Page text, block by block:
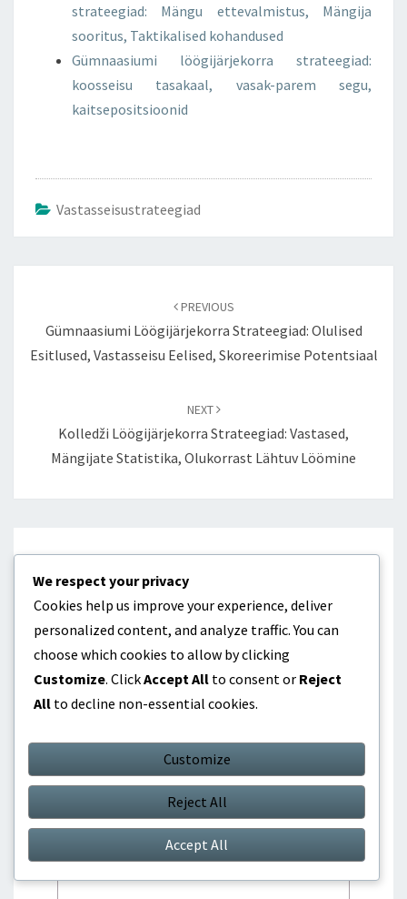
strateegiad: Mängu ettevalmistus, Mängija
sooritus, Taktikalised kohandused
Gümnaasiumi löögijärjekorra strateegiad:
koosseisu tasakaal, vasak-parem segu,
kaitsepositsioonid
Vastasseisustrateegiad
PREVIOUS
Gümnaasiumi Löögijärjekorra Strateegiad: Olulised
Esitlused, Vastasseisu Eelised, Skoreerimise Potentsiaal
NEXT
Kolledži Löögijärjekorra Strateegiad: Vastased,
Mängijate Statistika, Olukorrast Lähtuv Löömine
Leave a Reply
Your email address will not be published.
Required fields are marked *
We respect your privacy
Cookies help us improve your experience, deliver
personalized content, and analyze traffic. You can
choose which cookies to allow by clicking
Customize. ClickAccept All to consent or Reject
All to decline non-essential cookies.
Customize
Reject All
Accept All